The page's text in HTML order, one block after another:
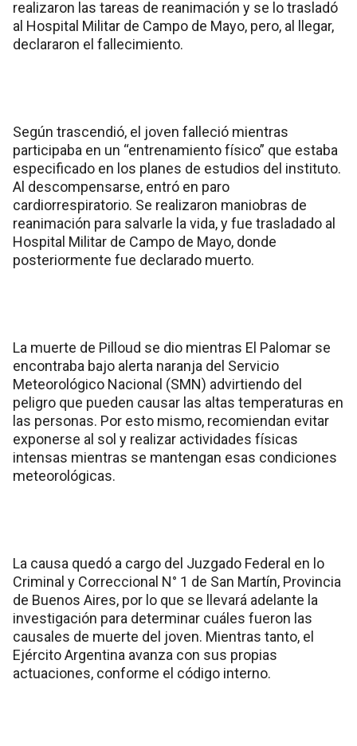
realizaron las tareas de reanimación y se lo trasladó
al Hospital Militar de Campo de Mayo, pero, al llegar,
declararon el fallecimiento.
Según trascendió, el joven falleció mientras
participaba en un “entrenamiento físico” que estaba
especificado en los planes de estudios del instituto.
Al descompensarse, entró en paro
cardiorrespiratorio. Se realizaron maniobras de
reanimación para salvarle la vida, y fue trasladado al
Hospital Militar de Campo de Mayo, donde
posteriormente fue declarado muerto.
La muerte de Pilloud se dio mientras El Palomar se
encontraba bajo alerta naranja del Servicio
Meteorológico Nacional (SMN) advirtiendo del
peligro que pueden causar las altas temperaturas en
las personas. Por esto mismo, recomiendan evitar
exponerse al sol y realizar actividades físicas
intensas mientras se mantengan esas condiciones
meteorológicas.
La causa quedó a cargo del Juzgado Federal en lo
Criminal y Correccional N° 1 de San Martín, Provincia
de Buenos Aires, por lo que se llevará adelante la
investigación para determinar cuáles fueron las
causales de muerte del joven. Mientras tanto, el
Ejército Argentina avanza con sus propias
actuaciones, conforme el código interno.